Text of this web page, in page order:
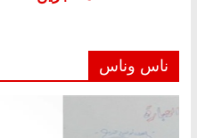
ناس وناس